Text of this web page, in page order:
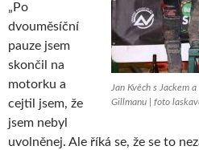
Jan Kvěch s Jackem
Gillmanu | foto
„Po
dvouměsíční
pauze jsem
skončil na
motorku a
cejtil jsem, že
jsem nebyl
uvolněnej. Ale říká se, že se to